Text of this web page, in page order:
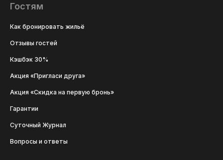
Гостям
Как бронировать жильё
Отзывы гостей
Кэшбэк 30%
Акция «Пригласи друга»
Акция «Скидка на первую бронь»
Гарантии
Суточный Журнал
Вопросы и ответы